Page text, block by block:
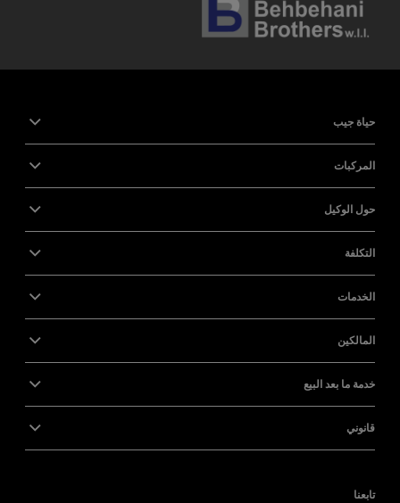
حياة جيب
المركبات
حول الوكيل
التكلفة
الخدمات
المالكين
خدمة ما بعد البيع
قانوني
تابعنا